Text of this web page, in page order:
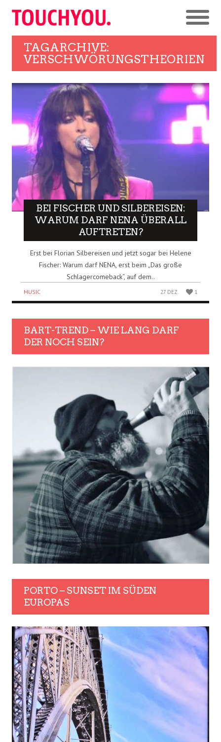
TAGARCHIVE:
VERSCHWÖRUNGSTHEORIEN
BEI FISCHER UND SILBEREISEN:
WARUM DARF NENA ÜBERALL
AUFTRETEN?
Erst bei Florian Silbereisen und jetzt sogar bei Helene
Fischer: Warum darf NENA, erst beim „Das große
Schlagercomeback“, auf dem..
MUSIC 27 DEZ. 1
BART-TREND – WIE LANG DARF
DER NOCH SEIN?
PORTO – SUNSET IM SÜDEN
EUROPAS